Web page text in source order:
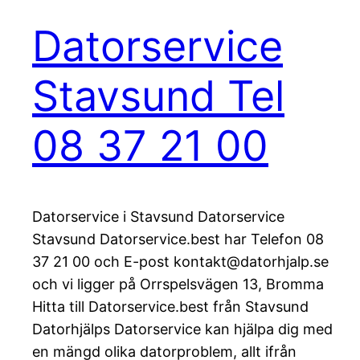
Datorservice
Stavsund Tel
08 37 21 00
Datorservice i Stavsund Datorservice
Stavsund Datorservice.best har Telefon 08
37 21 00 och E-post kontakt@datorhjalp.se
och vi ligger på Orrspelsvägen 13, Bromma
Hitta till Datorservice.best från Stavsund
Datorhjälps Datorservice kan hjälpa dig med
en mängd olika datorproblem, allt ifrån